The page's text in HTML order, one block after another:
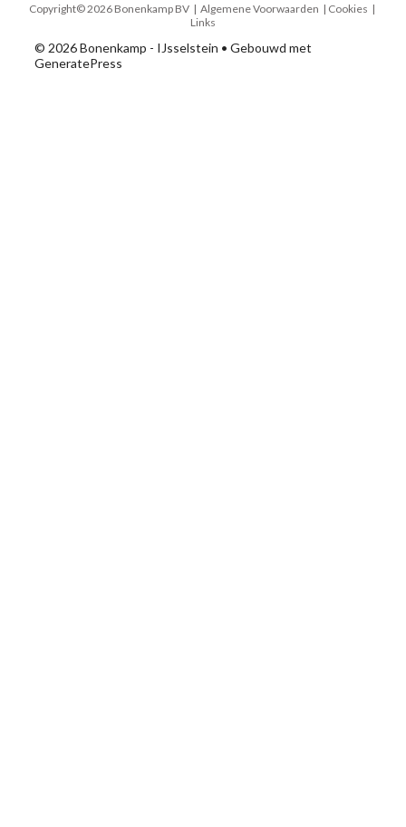
Copyright© 2026 Bonenkamp BV | Algemene Voorwaarden | Cookies |
Links
© 2026 Bonenkamp - IJsselstein • Gebouwd met
GeneratePress